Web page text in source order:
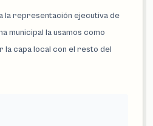
la representación ejecutiva de
municipal la usamos como
capa local con el resto del